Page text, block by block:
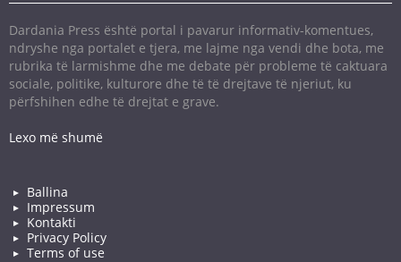
Dardania Press është portal i pavarur informativ-komentues,
ndryshe nga portalet e tjera, me lajme nga vendi dhe bota, me
rubrika të larmishme dhe me debate për probleme të caktuara
sociale, politike, kulturore dhe të të drejtave të njeriut, ku
përfshihen edhe të drejtat e grave.
Lexo më shumë
Ballina
Impressum
Kontakti
Privacy Policy
Terms of use